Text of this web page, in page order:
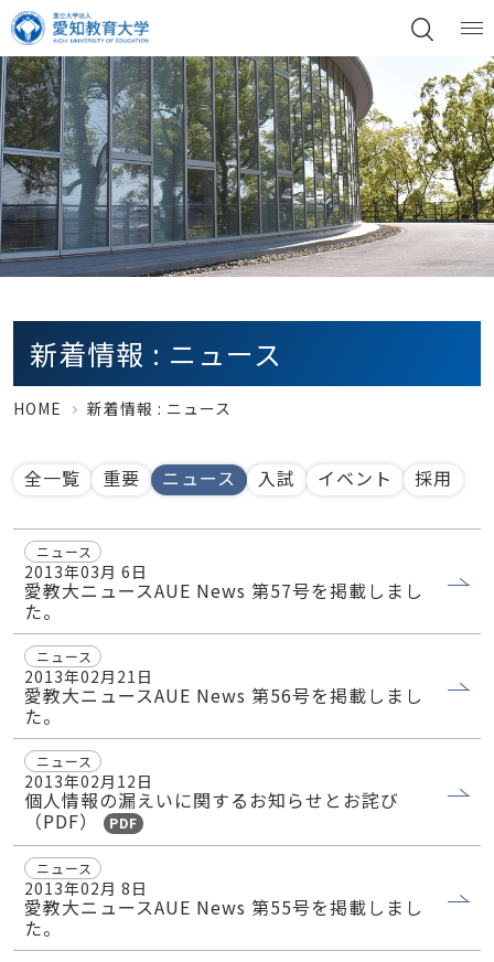
新着情報 : ニュース
HOME 新着情報 : ニュース
全一覧 重要 ニュース 入試 イベント 採用
ニュース
2013年03月 6日
愛教大ニュースAUE News 第57号を掲載しまし
た。
ニュース
2013年02月21日
愛教大ニュースAUE News 第56号を掲載しまし
た。
ニュース
2013年02月12日
個人情報の漏えいに関するお知らせとお詫び
（PDF） PDF
ニュース
2013年02月 8日
愛教大ニュースAUE News 第55号を掲載しまし
た。